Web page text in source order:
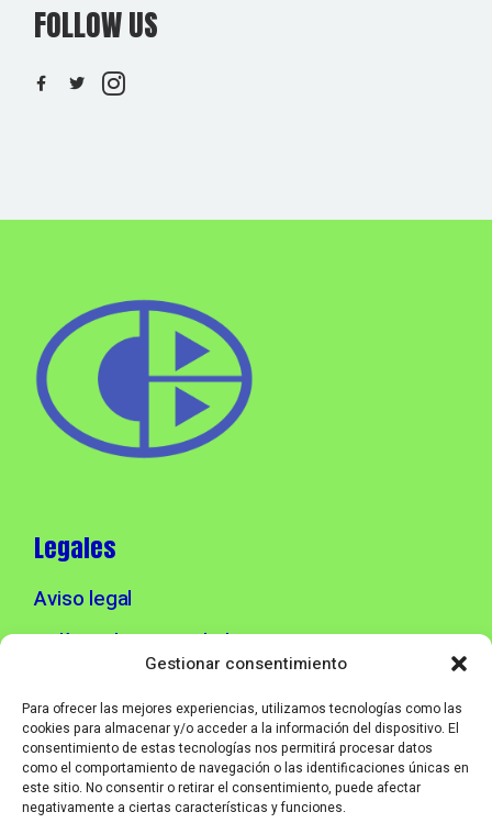
Gestionar consentimiento
Para ofrecer las mejores experiencias, utilizamos tecnologías como las
cookies para almacenar y/o acceder a la información del dispositivo. El
consentimiento de estas tecnologías nos permitirá procesar datos
como el comportamiento de navegación o las identificaciones únicas en
este sitio. No consentir o retirar el consentimiento, puede afectar
negativamente a ciertas características y funciones.
FOLLOW US
Legales
Aviso legal
Política de privacidad
Info contacto
info@corebmusic.es